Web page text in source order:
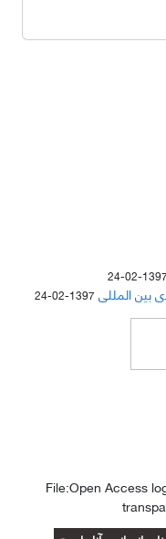
1397-02-24
بین المللی 1397-02-24